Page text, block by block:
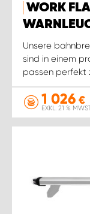
WORK
Unsere
sind in einem
passen perfekt
1 026 €
EXKL. 21 %